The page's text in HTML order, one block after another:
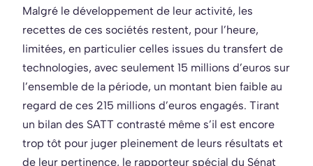
Malgré le développement de leur activité, les
recettes de ces sociétés restent, pour l’heure,
limitées, en particulier celles issues du transfert de
technologies, avec seulement 15 millions d’euros sur
l’ensemble de la période, un montant bien faible au
regard de ces 215 millions d’euros engagés. Tirant
un bilan des SATT contrasté même s’il est encore
trop tôt pour juger pleinement de leurs résultats et
de leur pertinence, le rapporteur spécial du Sénat